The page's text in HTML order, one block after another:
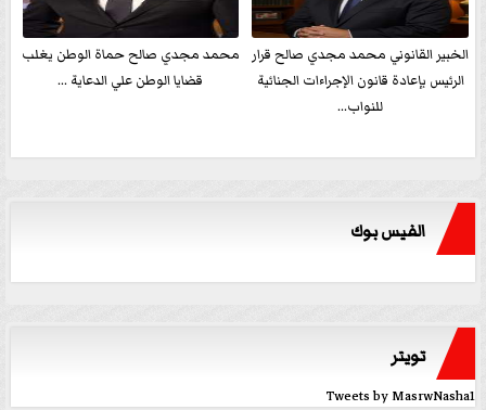
الخبير القانوني محمد مجدي صالح قرار
الرئيس بإعادة قانون الإجراءات الجنائية
للنواب...
محمد مجدي صالح حماة الوطن يغلب
قضايا الوطن علي الدعاية ...
الفيس بوك
تويتر
Tweets by MasrwNasha1